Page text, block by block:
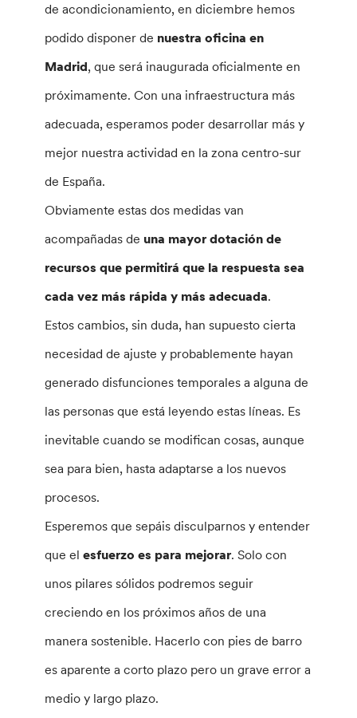
de acondicionamiento, en diciembre hemos
podido disponer de nuestra oficina en
Madrid, que será inaugurada oficialmente en
próximamente. Con una infraestructura más
adecuada, esperamos poder desarrollar más y
mejor nuestra actividad en la zona centro-sur
de España.
Obviamente estas dos medidas van
acompañadas de una mayor dotación de
recursos que permitirá que la respuesta sea
cada vez más rápida y más adecuada.
Estos cambios, sin duda, han supuesto cierta
necesidad de ajuste y probablemente hayan
generado disfunciones temporales a alguna de
las personas que está leyendo estas líneas. Es
inevitable cuando se modifican cosas, aunque
sea para bien, hasta adaptarse a los nuevos
procesos.
Esperemos que sepáis disculparnos y entender
que elesfuerzo es para mejorar. Solo con
unos pilares sólidos podremos seguir
creciendo en los próximos años de una
manera sostenible. Hacerlo con pies de barro
es aparente a corto plazo pero un grave error a
medio y largo plazo.